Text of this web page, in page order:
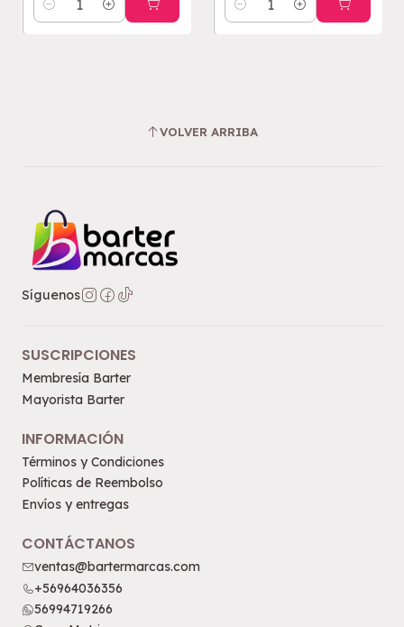
Cantidad Cantidad
VOLVER ARRIBA
Síguenos
SUSCRIPCIONES
Membresía Barter
Mayorista Barter
INFORMACIÓN
Términos y Condiciones
Políticas de Reembolso
Envíos y entregas
CONTÁCTANOS
ventas@bartermarcas.com
+56964036356
56994719266